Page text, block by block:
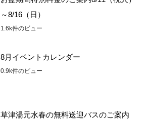
～8/16（日）
1.6k件のビュー
8月イベントカレンダー
0.9k件のビュー
草津湯元水春の無料送迎バスのご案内